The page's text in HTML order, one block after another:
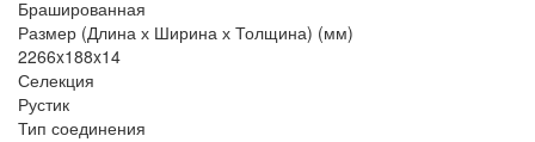
Брашированная
Размер (Длина х Ширина х Толщина) (мм)
2266x188x14
Селекция
Рустик
Тип соединения